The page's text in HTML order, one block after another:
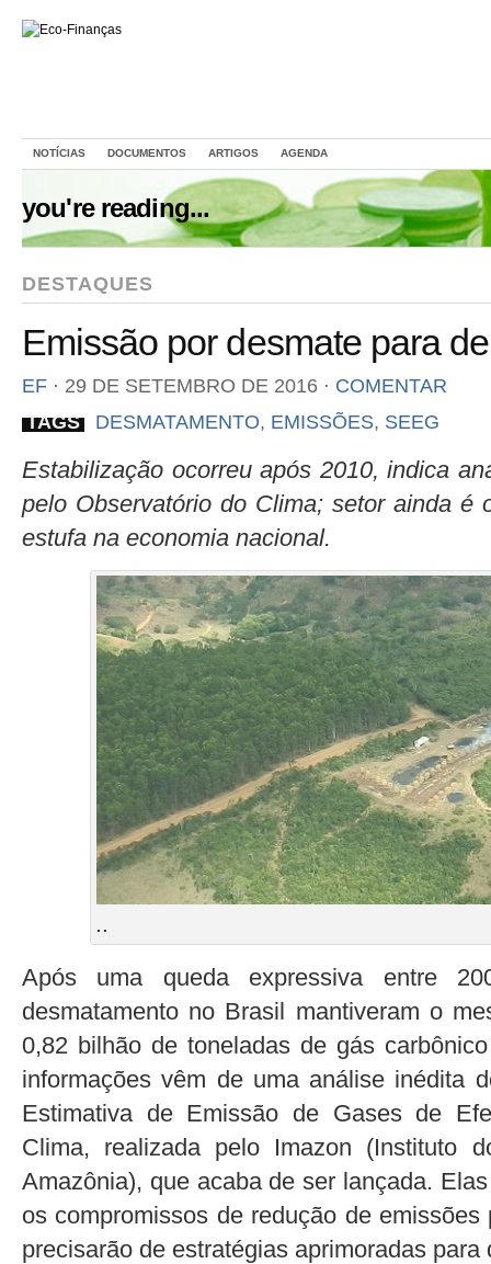
NOTÍCIAS DOCUMENTOS ARTIGOS AGENDA
you're reading...
DESTAQUES
Emissão por desmate para
EF ⋅ 29 DE SETEMBRO DE 2016 ⋅ COMENTAR
TAGS
DESMATAMENTO, EMISSÕES, SEEG
Estabilização ocorreu após 2010, indica
pelo Observatório do Clima; setor ainda é
estufa na economia nacional.
..
Após uma queda expressiva entre
desmatamento no Brasil mantiveram o
0,82 bilhão de toneladas de gás
informações vêm de uma análise inédita
Estimativa de Emissão de Gases de
Clima, realizada pelo Imazon (Instituto
Amazônia), que acaba de ser lançada.
os compromissos de redução de
precisarão de estratégias aprimoradas